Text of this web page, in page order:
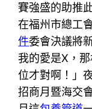
賽強盛的助推
在福州市總工
件委會決議將
我的愛是X，
位才對啊！」
招商月暨海交